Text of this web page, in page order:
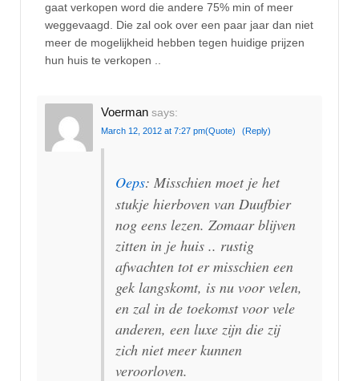
gaat verkopen word die andere 75% min of meer
weggevaagd. Die zal ook over een paar jaar dan niet
meer de mogelijkheid hebben tegen huidige prijzen
hun huis te verkopen ..
Voerman says:
March 12, 2012 at 7:27 pm(Quote) (Reply)
Oeps: Misschien moet je het
stukje hierboven van Duufbier
nog eens lezen. Zomaar blijven
zitten in je huis .. rustig
afwachten tot er misschien een
gek langskomt, is nu voor velen,
en zal in de toekomst voor vele
anderen, een luxe zijn die zij
zich niet meer kunnen
veroorloven.